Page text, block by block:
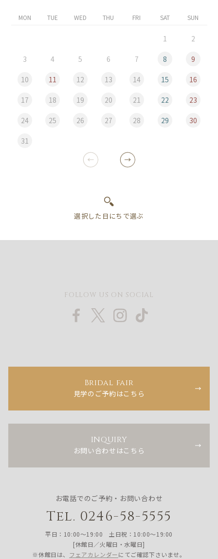
MON TUE WED THU FRI SAT SUN
1 2
3 4 5 6 7 8 9
10 11 12 13 14 15 16
17 18 19 20 21 22 23
24 25 26 27 28 29 30
31
FOLLOW US ON SOCIAL
Bridal fair
見学のご予約はこちら
INQUIRY
お問い合わせはこちら
お電話でのご予約・お問い合わせ
Tel. 0246-58-5555
平日：10:00〜19:00 土日祝：10:00〜19:00
[休館日／火曜日・水曜日]
※休館日は、 フェアカレンダーにてご確認下さいませ。